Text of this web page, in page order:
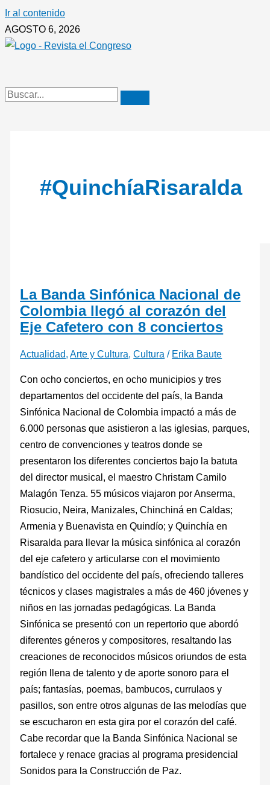
Ir al contenido
AGOSTO 6, 2026
#QuinchíaRisaralda
La Banda Sinfónica Nacional de
Colombia llegó al corazón del
Eje Cafetero con 8 conciertos
Actualidad,Arte y Cultura,Cultura / Erika Baute
Con ocho conciertos, en ocho municipios y tres
departamentos del occidente del país, la Banda
Sinfónica Nacional de Colombia impactó a más de
6.000 personas que asistieron a las iglesias, parques,
centro de convenciones y teatros donde se
presentaron los diferentes conciertos bajo la batuta
del director musical, el maestro Christam Camilo
Malagón Tenza. 55 músicos viajaron por Anserma,
Riosucio, Neira, Manizales, Chinchiná en Caldas;
Armenia y Buenavista en Quindío; y Quinchía en
Risaralda para llevar la música sinfónica al corazón
del eje cafetero y articularse con el movimiento
bandístico del occidente del país, ofreciendo talleres
técnicos y clases magistrales a más de 460 jóvenes y
niños en las jornadas pedagógicas. La Banda
Sinfónica se presentó con un repertorio que abordó
diferentes géneros y compositores, resaltando las
creaciones de reconocidos músicos oriundos de esta
región llena de talento y de aporte sonoro para el
país; fantasías, poemas, bambucos, currulaos y
pasillos, son entre otros algunas de las melodías que
se escucharon en esta gira por el corazón del café.
Cabe recordar que la Banda Sinfónica Nacional se
fortalece y renace gracias al programa presidencial
Sonidos para la Construcción de Paz.